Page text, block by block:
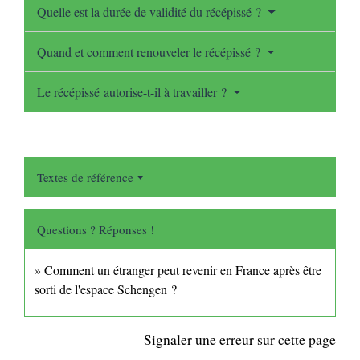
Quelle est la durée de validité du récépissé ?
Quand et comment renouveler le récépissé ?
Le récépissé autorise-t-il à travailler ?
Textes de référence
Questions ? Réponses !
Comment un étranger peut revenir en France après être
sorti de l'espace Schengen ?
Signaler une erreur sur cette page